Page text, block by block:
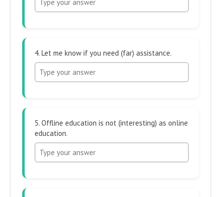
4. Let me know if you need (far) assistance.
5. Offline education is not (interesting) as online
education.